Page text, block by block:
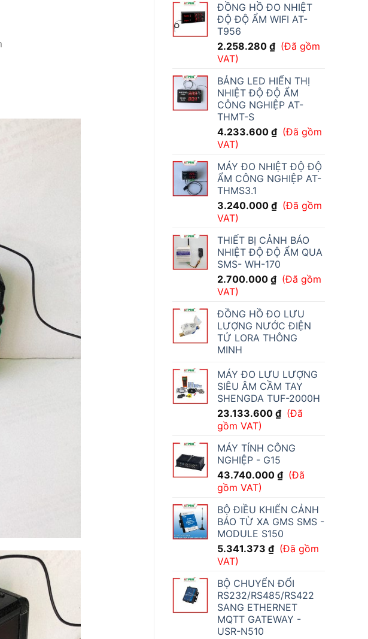
ĐỒNG HỒ ĐO NHIỆT
ĐỘ ĐỘ ẨM WIFI AT-
T956
2.258.280 ₫ (Đã gồm
VAT)
BẢNG LED HIỂN THỊ
NHIỆT ĐỘ ĐỘ ẨM
CÔNG NGHIỆP AT-
THMT-S
4.233.600 ₫ (Đã gồm
VAT)
MÁY ĐO NHIỆT ĐỘ ĐỘ
ẨM CÔNG NGHIỆP AT-
THMS3.1
3.240.000 ₫ (Đã gồm
VAT)
THIẾT BỊ CẢNH BÁO
NHIỆT ĐỘ ĐỘ ẨM QUA
SMS- WH-170
2.700.000 ₫ (Đã gồm
VAT)
ĐỒNG HỒ ĐO LƯU
LƯỢNG NƯỚC ĐIỆN
TỬ LORA THÔNG
MINH
MÁY ĐO LƯU LƯỢNG
SIÊU ÂM CẦM TAY
SHENGDA TUF-2000H
23.133.600 ₫ (Đã
gồm VAT)
MÁY TÍNH CÔNG
NGHIỆP - G15
43.740.000 ₫ (Đã
gồm VAT)
BỘ ĐIỀU KHIỂN CẢNH
BÁO TỪ XA GMS SMS -
MODULE S150
5.341.373 ₫ (Đã gồm
VAT)
BỘ CHUYỂN ĐỔI
RS232/RS485/RS422
SANG ETHERNET
MQTT GATEWAY -
USR-N510